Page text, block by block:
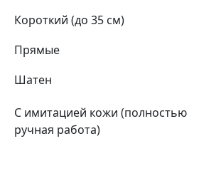
Короткий (до 35 см)
Прямые
Шатен
С имитацией кожи (полностью
ручная работа)